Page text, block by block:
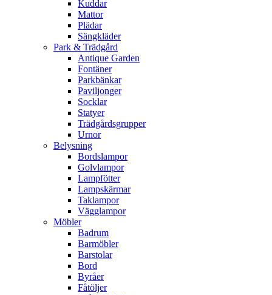
Kuddar
Mattor
Plädar
Sängkläder
Park & Trädgård
Antique Garden
Fontäner
Parkbänkar
Paviljonger
Socklar
Statyer
Trädgårdsgrupper
Urnor
Belysning
Bordslampor
Golvlampor
Lampfötter
Lampskärmar
Taklampor
Vägglampor
Möbler
Badrum
Barmöbler
Barstolar
Bord
Byråer
Fåtöljer